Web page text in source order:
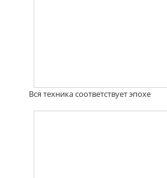
Вся техника соответствует эпохе